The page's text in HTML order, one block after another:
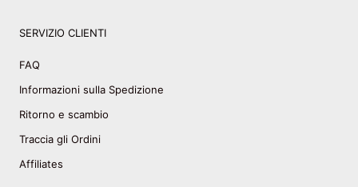
SERVIZIO CLIENTI
FAQ
Informazioni sulla Spedizione
Ritorno e scambio
Traccia gli Ordini
Affiliates